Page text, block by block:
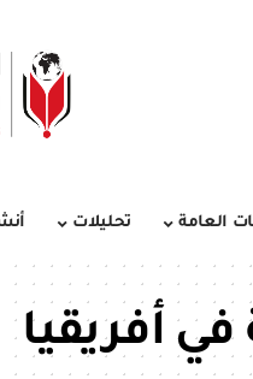
العامة تحليلات
في أفريقيا